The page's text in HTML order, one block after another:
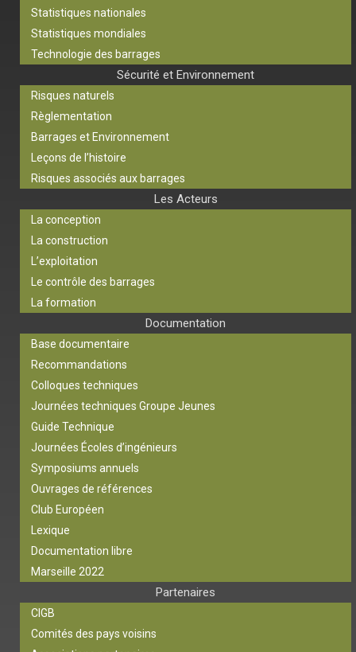
Statistiques nationales
Statistiques mondiales
Technologie des barrages
Sécurité et Environnement
Risques naturels
Règlementation
Barrages et Environnement
Leçons de l’histoire
Risques associés aux barrages
Les Acteurs
La conception
La construction
L’exploitation
Le contrôle des barrages
La formation
Documentation
Base documentaire
Recommandations
Colloques techniques
Journées techniques Groupe Jeunes
Guide Technique
Journées Écoles d’ingénieurs
Symposiums annuels
Ouvrages de références
Club Européen
Lexique
Documentation libre
Marseille 2022
Partenaires
CIGB
Comités des pays voisins